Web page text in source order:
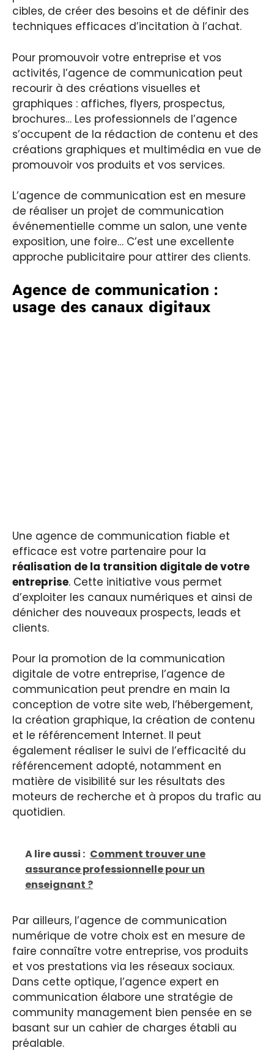
cibles, de créer des besoins et de définir des
techniques efficaces d’incitation à l’achat.
Pour promouvoir votre entreprise et vos
activités, l’agence de communication peut
recourir à des créations visuelles et
graphiques : affiches, flyers, prospectus,
brochures… Les professionnels de l’agence
s’occupent de la rédaction de contenu et des
créations graphiques et multimédia en vue de
promouvoir vos produits et vos services.
L’agence de communication est en mesure
de réaliser un projet de communication
événementielle comme un salon, une vente
exposition, une foire… C’est une excellente
approche publicitaire pour attirer des clients.
Agence de communication :
usage des canaux digitaux
Une agence de communication fiable et
efficace est votre partenaire pour la
réalisation de la transition digitale de votre
entreprise. Cette initiative vous permet
d’exploiter les canaux numériques et ainsi de
dénicher des nouveaux prospects, leads et
clients.
Pour la promotion de la communication
digitale de votre entreprise, l’agence de
communication peut prendre en main la
conception de votre site web, l’hébergement,
la création graphique, la création de contenu
et le référencement Internet. Il peut
également réaliser le suivi de l’efficacité du
référencement adopté, notamment en
matière de visibilité sur les résultats des
moteurs de recherche et à propos du trafic au
quotidien.
A lire aussi : Comment trouver une
assurance professionnelle pour un
enseignant ?
Par ailleurs, l’agence de communication
numérique de votre choix est en mesure de
faire connaître votre entreprise, vos produits
et vos prestations via les réseaux sociaux.
Dans cette optique, l’agence expert en
communication élabore une stratégie de
community management bien pensée en se
basant sur un cahier de charges établi au
préalable.